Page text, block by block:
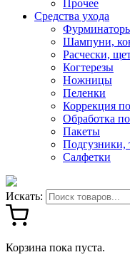
Прочее
Средства ухода
Шампуни,
Расчески,
Когтерезы
Ножницы
Пеленки
Коррекция
Обработка
Пакеты
Подгузники,
Салфетки
Искать:
Корзина пока пуста.